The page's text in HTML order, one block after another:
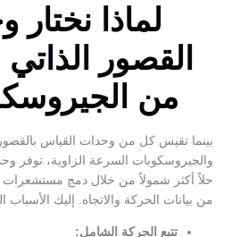
نختار وحدة قياس
القصور الذاتي (IMU) بدلاً
فقط؟
بينما تقيس كل من وحدات القياس بالقصور الذاتي (IMUs)
الزاوية، توفر وحدة القياس بالقصور الذاتي
دمج مستشعرات متعددة لتقديم نطاق أوسع
إليك الأسباب الرئيسية